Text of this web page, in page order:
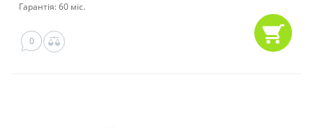
Гарантія: 60 міс.
0